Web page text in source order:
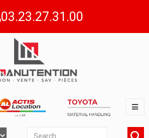
03.23.27.31.00